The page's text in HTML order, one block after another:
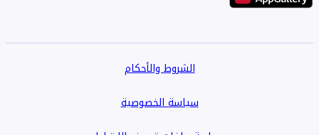
الشروط والأحكام
سياسة الخصوصية